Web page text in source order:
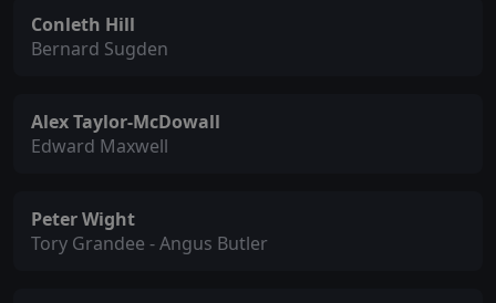
Conleth Hill
Bernard Sugden
Alex Taylor-McDowall
Edward Maxwell
Peter Wight
Tory Grandee - Angus Butler